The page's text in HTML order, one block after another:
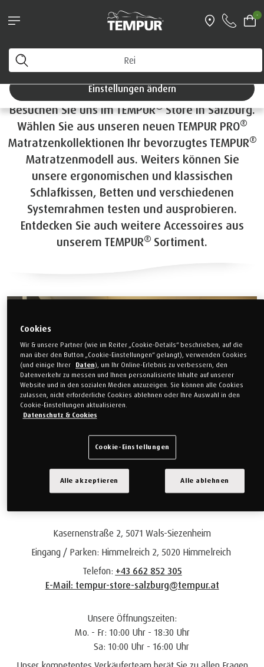
-
Topper-Aktion: 35 % auf Topper!
Sie sehen die Website von Österreich. Sie können Ihre
Einstellungen jederzeit ändern
Einstellungen ändern
TEMPUR® Store
Salzburg
Besuchen Sie uns im TEMPUR®Store in Salzburg.
Wählen Sie aus unseren neuen TEMPUR PRO®
Matratzenkollektionen Ihr bevorzugtes TEMPUR®
Matratzenmodell aus. Weiters können Sie
unsere ergonomischen und klassischen
Schlafkissen, Betten und verschiedenen
Systemrahmen testen und ausprobieren.
Entdecken Sie auch weitere Accessoires aus
unserem TEMPUR® Sortiment.
Kasernenstraße 2, 5071 Wals-Siezenheim
Eingang / Parken: Himmelreich 2, 5020 Himmelreich
Telefon: +43 662 852 305
E-Mail: tempur-store-salzburg@tempur.at
Unsere Öffnungszeiten:
Mo. - Fr: 10:00 Uhr - 18:30 Uhr
Sa: 10:00 Uhr - 16:00 Uhr
Cookies
Wir & unsere Partner (wie im Reiter „Cookie-Details“ beschrieben, auf die
man über den Button „Cookie-Einstellungen“ gelangt), verwenden Cookies
(und einige Ihrer
Daten), um Ihr Online-Erlebnis zu verbessern, den
Datenverkehr zu messen und Ihnen personalisierte Inhalte auf unserer
Website und in den sozialen Medien anzuzeigen. Sie können alle Cookies
zulassen, nicht erforderliche Cookies ablehnen oder Ihre Auswahl in den
Cookie-Einstellungen aktualisieren.
Datenschutz & Cookies
Cookie-Einstellungen
Alle ablehnen
Alle akzeptieren